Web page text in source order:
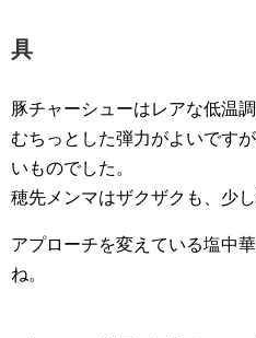
具
豚チャーシューはレアな低温調
むちっとした弾力がよいです
いものでした。
穂先メンマはザクザクも、少
アプローチを変えている塩中
ね。